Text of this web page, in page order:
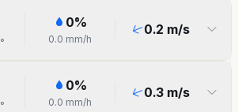
°
0%
0.0 mm/h
0.2 m/s
°
0%
0.0 mm/h
0.3 m/s